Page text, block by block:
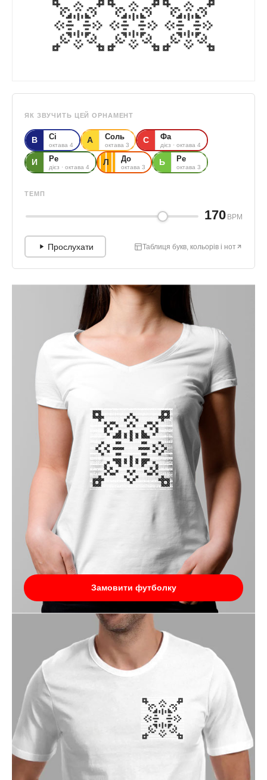
Замовити футболку
ЯК ЗВУЧИТЬ ЦЕЙ ОРНАМЕНТ
В Сі
октава 4 А Соль
октава 3 С Фа
дієз · октава 4
И Ре
дієз · октава 4 Л До
октава 3 Ь Ре
октава 3
ТЕМП
170 BPM
Прослухати Таблиця букв, кольорів і нот